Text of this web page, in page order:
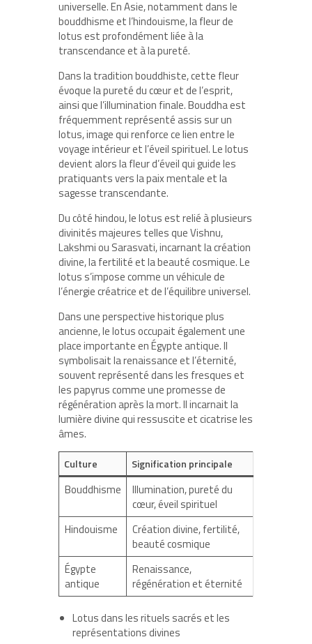
universelle. En Asie, notamment dans le
bouddhisme et l’hindouisme, la fleur de
lotus est profondément liée à la
transcendance et à la pureté.
Dans la tradition bouddhiste, cette fleur
évoque la pureté du cœur et de l’esprit,
ainsi que l’illumination finale. Bouddha est
fréquemment représenté assis sur un
lotus, image qui renforce ce lien entre le
voyage intérieur et l’éveil spirituel. Le lotus
devient alors la fleur d’éveil qui guide les
pratiquants vers la paix mentale et la
sagesse transcendante.
Du côté hindou, le lotus est relié à plusieurs
divinités majeures telles que Vishnu,
Lakshmi ou Sarasvati, incarnant la création
divine, la fertilité et la beauté cosmique. Le
lotus s’impose comme un véhicule de
l’énergie créatrice et de l’équilibre universel.
Dans une perspective historique plus
ancienne, le lotus occupait également une
place importante en Égypte antique. Il
symbolisait la renaissance et l’éternité,
souvent représenté dans les fresques et
les papyrus comme une promesse de
régénération après la mort. Il incarnait la
lumière divine qui ressuscite et cicatrise les
âmes.
Culture Signification principale
Bouddhisme
Illumination, pureté du
cœur, éveil spirituel
Hindouisme
Création divine, fertilité,
beauté cosmique
Égypte
antique
Renaissance,
régénération et éternité
Lotus dans les rituels sacrés et les
représentations divines